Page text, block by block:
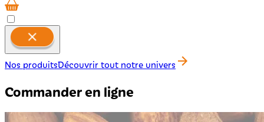
Nos produitsDécouvrir tout notre univers
Commander en ligne